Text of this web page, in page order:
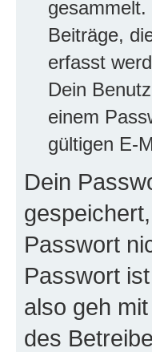
Beiträge,
erfasst
Dein
einem
gültigen E-
Dein
Passwort
Passwort
also geh
des